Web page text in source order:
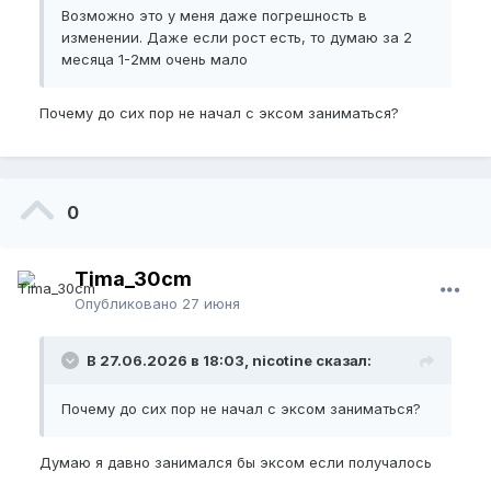
Возможно это у меня даже погрешность в
изменении. Даже если рост есть, то думаю за 2
месяца 1-2мм очень мало
Почему до сих пор не начал с эксом заниматься?
0
Tima_30cm
Опубликовано 27 июня
В 27.06.2026 в 18:03, nicotine сказал:
Почему до сих пор не начал с эксом заниматься?
Думаю я давно занимался бы эксом если получалось